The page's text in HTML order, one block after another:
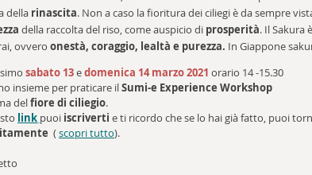
della rinascita. Non a caso la fioritura dei ciliegi è da sempre
della raccolta del riso, come auspicio di prosperità. Il Sakura
ovvero onestà, coraggio, lealtà e purezza. In Giappone
sabato 13 e domenica 14 marzo 2021 orario 14 -15.30
insieme per praticare il Sumi-e Experience Workshop
del fiore di ciliegio.
link puoi iscriverti e ti ricordo che se lo hai già fatto, puoi
  (
scopri tutto).